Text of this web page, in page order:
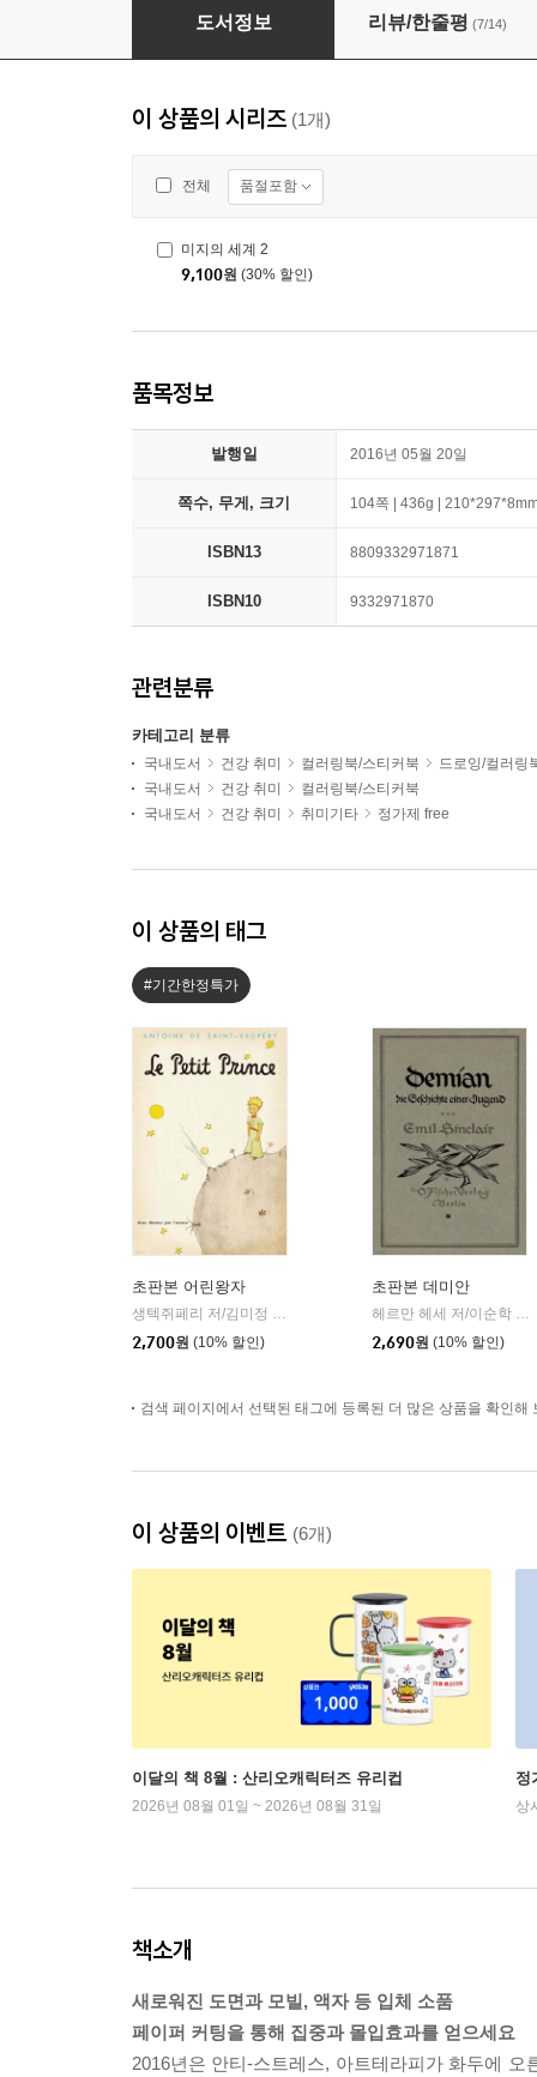
미지의 세계 2
도서정보 리뷰/한줄평 (7/14)
이 상품의 시리즈 (1개)
전체 품절포함
미지의 세계 2
9,100원 (30% 할인)
품목정보
발행일 2016년 05월 20일
쪽수, 무게, 크기 104쪽 | 436g |
ISBN13 8809332971871
ISBN10 9332971870
관련분류
카테고리 분류
국내도서 건강 취미 컬러링북/스티커북
드로잉/컬러링
국내도서
건강 취미
컬러링북/스티커북
국내도서
건강 취미 취미기타 정가제 free
이 상품의 태그
#기간한정특가
초판본 어린왕자
생텍쥐페리 저/김미정 역
2,700원 (10% 할인)
초판본 데미안
헤르만 헤세 저/이순학 역
2,690원 (10% 할인)
검색 페이지에서 선택된 태그에 등록된 더 많은 상품을 확인해
이 상품의 이벤트 (6개)
이달의 책 8월 : 산리오캐릭터즈 유리컵
2026년 08월 01일 ~ 2026년 08월 31일
정
상
책소개
새로워진 도면과 모빌, 액자 등 입체 소품
페이퍼 커팅을 통해 집중과 몰입효과를 얻으세요
2016년은 안티-스트레스, 아트테라피가 화두에